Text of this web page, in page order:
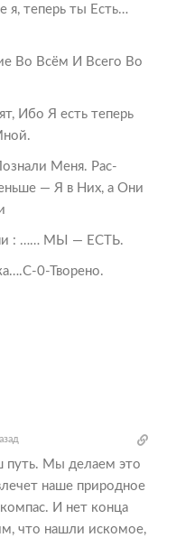
я, теперь ты Есть…
Во Всём И Всего Во
Ибо Я есть теперь
Меня. Рас-
— Я в Них, а Они
: …… МЫ — ЕСТЬ.
0-Творено.
путь. Мы делаем это
наше природное
И нет конца
что нашли искомое,